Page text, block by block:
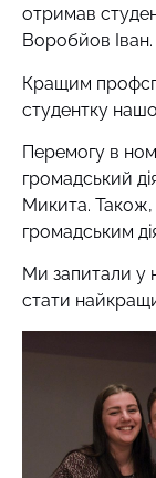
отримав
Воробйов Іван.
Кращим
студентку
Перемогу в
громадський
Микита.
громадським
Ми запитали у
стати